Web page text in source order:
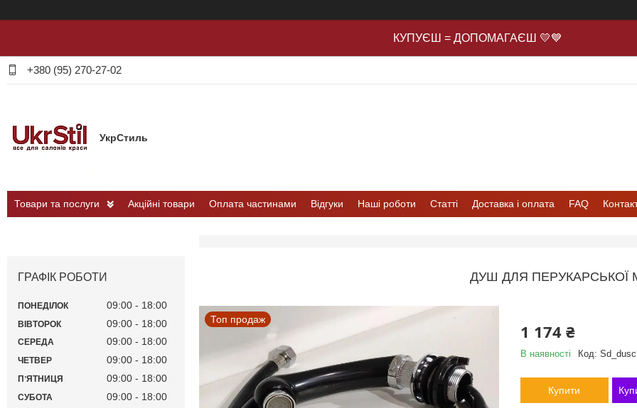
КУПУЄШ = ДОПОМАГАЄШ 💛💙
+380 (95) 270-27-02
УкрСтиль
Товари та послуги Акційні товари Оплата частинами Відгуки Наші роботи Статті Доставка і оплата FAQ
ДУШ ДЛЯ ПЕРУКАРСЬКОЇ
Топ продаж
1 174 ₴
В наявності Код:
Купити
ГРАФІК РОБОТИ
ПОНЕДІЛОК 09:00 18:00
ВІВТОРОК 09:00 18:00
СЕРЕДА 09:00 18:00
ЧЕТВЕР 09:00 18:00
ПʼЯТНИЦЯ 09:00 18:00
СУБОТА 09:00 18:00